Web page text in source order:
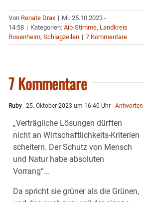
Von Renate Drax | Mi. 25.10.2023 -
14:58 | Kategorien:Aib-Stimme, Landkreis
Rosenheim,Schlagzeilen | 7 Kommentare
7 Kommentare
Ruby 25. Oktober 2023 um 16:40 Uhr - Antworten
„Verträgliche Lösungen dürften
nicht an Wirtschaftlichkeits-Kriterien
scheitern. Der Schutz von Mensch
und Natur habe absoluten
Vorrang“…
Da spricht sie grüner als die Grünen,